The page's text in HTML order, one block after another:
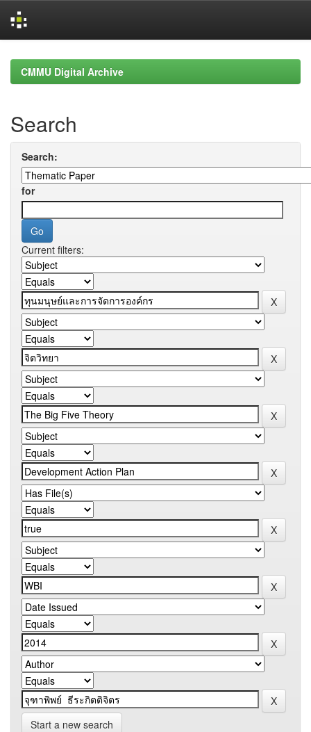
navigationCMMU Digital Archive
Search
Search:
for
Current filters:
Start a new search